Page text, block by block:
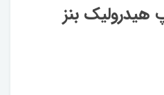
هیدرولیک بنز